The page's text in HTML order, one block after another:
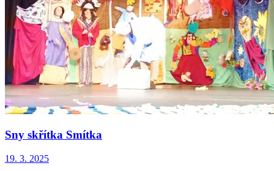
Sny skřítka Smítka
19. 3. 2025